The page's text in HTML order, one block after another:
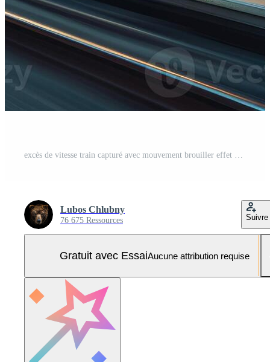
excès de vitesse train capturé avec mouvement brouiller effet Photo Pro
Lubos Chlubny
76 675 Ressources Suivre
Gratuit avec EssaiAucune attribution requise